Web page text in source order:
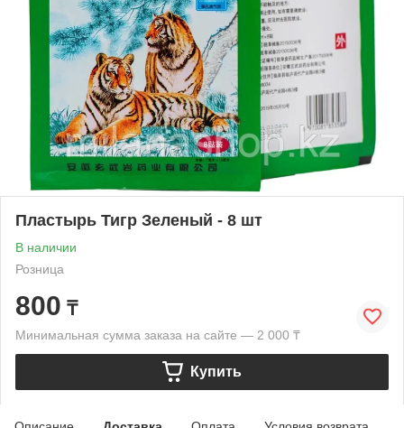
Пластырь Тигр Зеленый - 8 шт
В наличии
Розница
800 ₸
Минимальная сумма заказа на сайте — 2 000 ₸
Купить